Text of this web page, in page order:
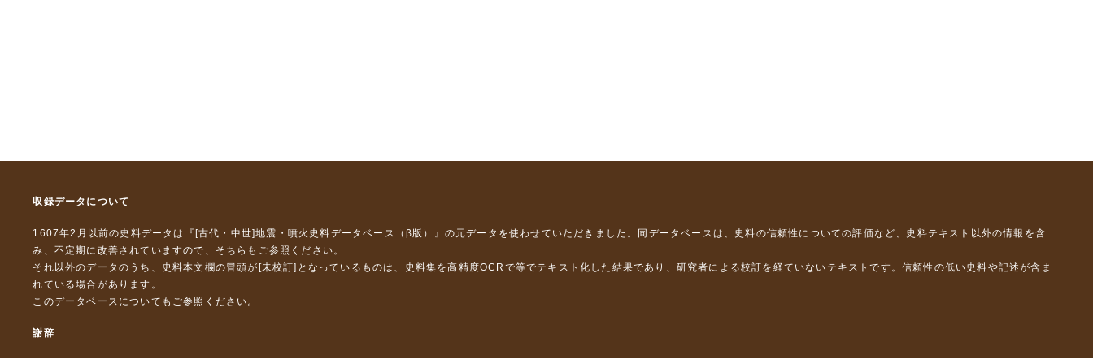
収録データについて
1607年2月以前の史料データは『 [古代・中世]地震・噴火史料データベース（β版）』 の元データを使わせていただきました。同データベースは、史料の信頼性についての評価など、史料テキスト以外の情報を含
み、不定期に改善されていますので、 そちら もご参照ください。
それ以外のデータのうち、史料本文欄の冒頭が[未校訂]となっているものは、史料集を高精度OCRで等でテキスト化した結果であり、研究者による校訂を経ていないテキストです。信頼性の低い史料や記述が含ま
れている場合があります。
このデータベースについて もご参照ください。
謝辞